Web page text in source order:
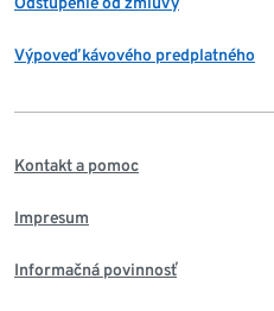
Výpoveď kávového predplatného
Kontakt a pomoc
Impresum
Informačná povinnosť